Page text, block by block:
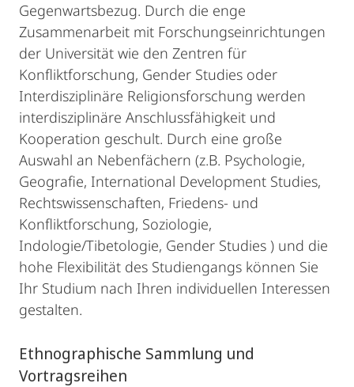
Gegenwartsbezug. Durch die enge
Zusammenarbeit mit Forschungseinrichtungen
der Universität wie den Zentren für
Konfliktforschung, Gender Studies oder
Interdisziplinäre Religionsforschung werden
interdisziplinäre Anschlussfähigkeit und
Kooperation geschult. Durch eine große
Auswahl an Nebenfächern (z.B. Psychologie,
Geografie, International Development Studies,
Rechtswissenschaften, Friedens- und
Konfliktforschung, Soziologie,
Indologie/Tibetologie, Gender Studies ) und die
hohe Flexibilität des Studiengangs können Sie
Ihr Studium nach Ihren individuellen Interessen
gestalten.
Ethnographische Sammlung und
Vortragsreihen